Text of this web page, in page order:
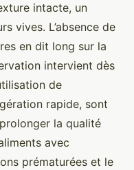
intacte, un
vives. L’absence de
en dit long sur la
intervient dès
de
rapide, sont
la qualité
avec
prématurées et le